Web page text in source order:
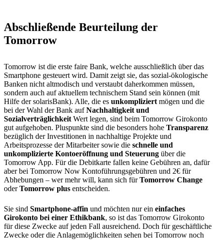
Abschließende Beurteilung der
Tomorrow
Tomorrow ist die erste faire Bank, welche ausschließlich über das
Smartphone gesteuert wird. Damit zeigt sie, das sozial-ökologische
Banken nicht altmodisch und verstaubt daherkommen müssen,
sondern auch auf aktuellem technischem Stand sein können (mit
Hilfe der solarisBank). Alle, die es unkompliziert mögen und die
bei der Wahl der Bank aufNachhaltigkeit und
Sozialverträglichkeit Wert legen, sind beim Tomorrow Girokonto
gut aufgehoben. Pluspunkte sind die besonders hohe Transparenz
bezüglich der Investitionen in nachhaltige Projekte und
Arbeitsprozesse der Mitarbeiter sowie die schnelle und
unkomplizierte Kontoeröffnung und Steuerung über die
Tomorrow App. Für die Debitkarte fallen keine Gebühren an, dafür
aber bei Tomorrow Now Kontoführungsgebühren und 2€ für
Abhebungen – wer mehr will, kann sich fürTomorrow Change
oderTomorrow plus entscheiden.
Sie sind Smartphone-affin und möchten nur ein einfaches
Girokonto bei einer Ethikbank, so ist das Tomorrow Girokonto
für diese Zwecke auf jeden Fall ausreichend. Doch für geschäftliche
Zwecke oder die Anlagemöglichkeiten sehen bei Tomorrow noch